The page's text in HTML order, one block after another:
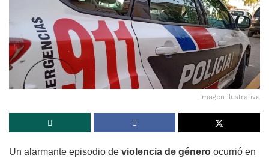
Imagen Ilustrativa
Un alarmante episodio de violencia de género ocurrió en